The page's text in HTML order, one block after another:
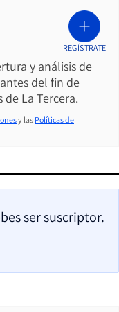
y análisis de
del fin de
La Tercera.
REGÍSTRATE
y las Políticas de
ser suscriptor.